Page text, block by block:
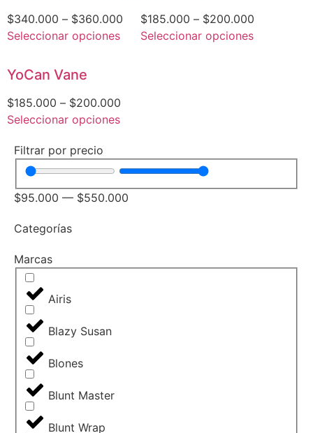
$340.000 – $360.000
Seleccionar opciones
$185.000 – $200.000
Seleccionar opciones
YoCan Vane
$185.000 – $200.000
Seleccionar opciones
Filtrar por precio
$95.000 — $550.000
Categorías
Marcas
Airis
Blazy Susan
Blones
Blunt Master
Blunt Wrap